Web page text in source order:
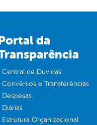
da
Central de Dúvidas
Convênios e Transferências
Despesas
Diárias
Estrutura Organizacional